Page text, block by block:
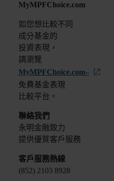
MyMPFChoice.com
如您想比較不同
成分基金的
投資表現，
請瀏覽
MyMPFChoice.com–
免費基金表現
比較平台。
聯絡我們
永明金融致力
提供優質客戶服務
客戶服務熱線
(852) 2103 8928